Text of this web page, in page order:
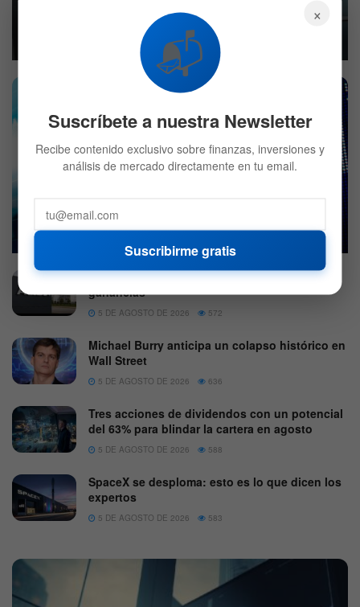
Las acciones de Nvidia se disparan, ¿gracias a SpaceX?
600
Mercado hoy: Acciones avanzan ante la estabilidad del
crudo
5 DE AGOSTO DE 2026
El giro de SpaceX que golpeó a AMD tras sus
ganancias
5 DE AGOSTO DE 2026 572
Michael Burry anticipa un colapso histórico en
Wall Street
5 DE AGOSTO DE 2026 636
Tres acciones de dividendos con un potencial
del 63% para blindar la cartera en agosto
5 DE AGOSTO DE 2026 588
SpaceX se desploma: esto es lo que dicen los
expertos
5 DE AGOSTO DE 2026 583
×
📬
Suscríbete a nuestra Newsletter
Recibe contenido exclusivo sobre finanzas, inversiones y
análisis de mercado directamente en tu email.
Suscribirme gratis